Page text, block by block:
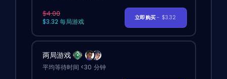
$4.00
$3.32 每局游戏
立即购买- $3.32
两局游戏
平均等待时间 <30 分钟